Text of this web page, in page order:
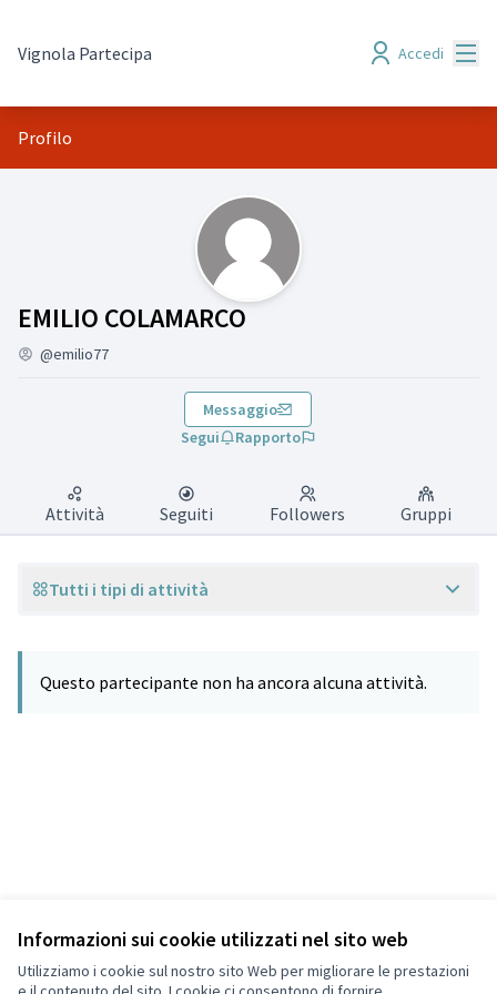
Informazioni sui cookie utilizzati nel sito web
Utilizziamo i cookie sul nostro sito Web per migliorare le prestazioni
Vignola Partecipa Accedi
Profilo
EMILIO COLAMARCO
(EMILIO COLAMARCO)
@emilio77
Messaggio
Segui
Rapporto
Attività Seguiti Followers Gruppi
Tutti i tipi di attività
Questo partecipante non ha ancora alcuna attività.
Termini di servizio
Impostazioni dei cookie